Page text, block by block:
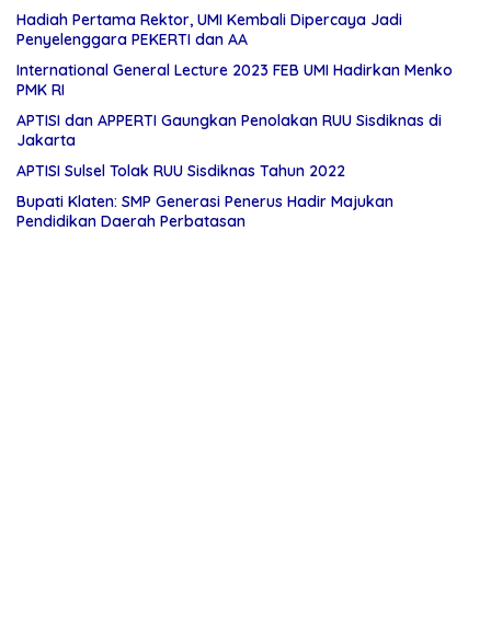
Hadiah Pertama Rektor, UMI Kembali Dipercaya Jadi
Penyelenggara PEKERTI dan AA
International General Lecture 2023 FEB UMI Hadirkan Menko
PMK RI
APTISI dan APPERTI Gaungkan Penolakan RUU Sisdiknas di
Jakarta
APTISI Sulsel Tolak RUU Sisdiknas Tahun 2022
Bupati Klaten: SMP Generasi Penerus Hadir Majukan
Pendidikan Daerah Perbatasan